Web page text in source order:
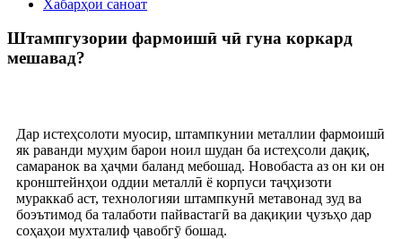
Хабарҳои саноат
Штампгузории фармоишӣ чӣ гуна коркард
мешавад?
Дар истеҳсолоти муосир, штампкунии металлии фармоишӣ
як раванди муҳим барои ноил шудан ба истеҳсоли дақиқ,
самаранок ва ҳаҷми баланд мебошад. Новобаста аз он ки он
кронштейнҳои оддии металлӣ ё корпуси таҷҳизоти
мураккаб аст, технологияи штампкунӣ метавонад зуд ва
боэътимод ба талаботи пайвастагӣ ва дақиқии ҷузъҳо дар
соҳаҳои мухталиф ҷавобгӯ бошад.